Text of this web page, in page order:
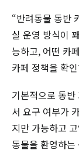
“반려동물 동반
실 운영 방식이
능하고, 어떤 카
카페 정책을 확
기본적으로 동
서 요구 여부가
지만 가능하고
동물을 환영하